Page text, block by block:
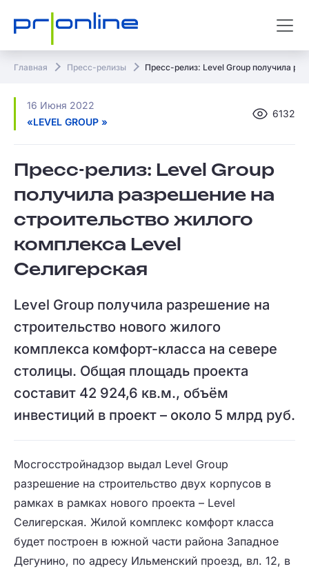
Главная Пресс-релизы Пресс-релиз: Level Group получила
16 Июня 2022
«LEVEL GROUP »
6132
Пресс-релиз: Level Group
получила разрешение на
строительство жилого
комплекса Level
Селигерская
Level Group получила разрешение на
строительство нового жилого
комплекса комфорт-класса на севере
столицы. Общая площадь проекта
составит 42 924,6 кв.м., объём
инвестиций в проект – около 5 млрд руб.
Мосгосстройнадзор выдал Level Group
разрешение на строительство двух корпусов в
рамках в рамках нового проекта – Level
Селигерская. Жилой комплекс комфорт класса
будет построен в южной части района Западное
Дегунино, по адресу Ильменский проезд, вл. 12, в